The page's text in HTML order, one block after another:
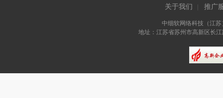
关于我们 推广
中细软网络科技（江
地址：江苏省苏州市高新区长